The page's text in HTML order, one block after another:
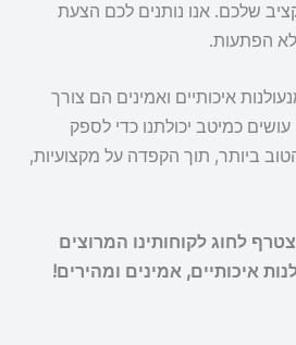
שלכם. אנו נותנים לכם הצעת
הפתעות.
איכותיים ואמינים הם צורך
כמיטב יכולתנו כדי לספק
ביותר, תוך הקפדה על מקצועיות,
לחוג לקוחותינו המרוצים
איכותיים, אמינים ומהירים!